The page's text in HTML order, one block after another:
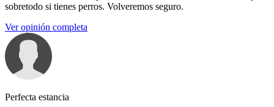
sobretodo si tienes perros. Volveremos seguro.
Ver opinión completa
Perfecta estancia